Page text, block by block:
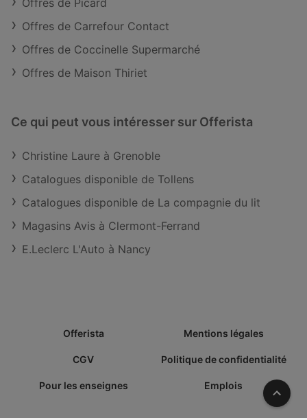
Offres de Picard
Offres de Carrefour Contact
Offres de Coccinelle Supermarché
Offres de Maison Thiriet
Ce qui peut vous intéresser sur Offerista
Christine Laure à Grenoble
Catalogues disponible de Tollens
Catalogues disponible de La compagnie du lit
Magasins Avis à Clermont-Ferrand
E.Leclerc L'Auto à Nancy
Offerista Mentions légales
CGV Politique de confidentialité
Pour les enseignes Emplois Vers